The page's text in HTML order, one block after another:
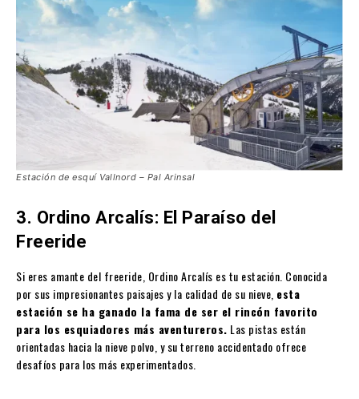
Estación de esquí Vallnord – Pal Arinsal
3. Ordino Arcalís: El Paraíso del
Freeride
Si eres amante del freeride, Ordino Arcalís es tu estación. Conocida
por sus impresionantes paisajes y la calidad de su nieve, esta
estación se ha ganado la fama de ser el rincón favorito
para los esquiadores más aventureros. Las pistas están
orientadas hacia la nieve polvo, y su terreno accidentado ofrece
desafíos para los más experimentados.